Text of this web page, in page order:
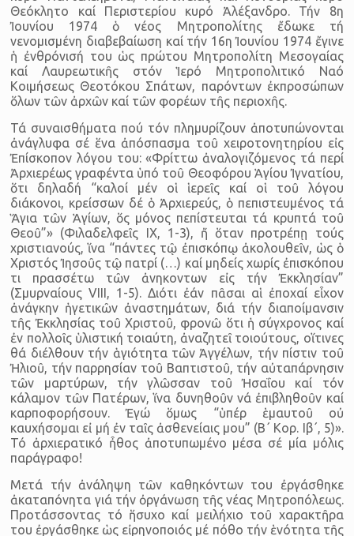
Θεόκλητο καί Περιστερίου κυρό Ἀλέξανδρο. Τήν 8η
Ἰουνί­ου 1974 ὁ νέος Μητροπολίτης ἔδωκε τή
νενομισμένη διαβεβαίωση καί τήν 16η Ἰουνίου 1974 ἔγινε
ἡ ἐνθρόνισή του ὡς πρώτου Μητροπο­λίτη Μεσογαίας
καί Λαυρεωτικῆς στόν Ἱερό Μητροπολιτικό Ναό
Κοιμήσεως Θεοτόκου Σπάτων, παρόντων ἐκπροσώπων
ὅλων τῶν ἀρχῶν καί τῶν φορέων τῆς περιοχῆς.
Τά συναισθήματα πού τόν πλημυρίζουν ἀποτυπώνονται
ἀνά­γλυφα σέ ἕνα ἀπόσπασμα τοῦ χειροτονητηρίου εἰς
Ἐπίσκοπον λό­γου του: «Φρίττω ἀναλογιζόμενος τά περί
Ἀρχιερέως γραφέντα ὑπό τοῦ Θεοφόρου Ἁγίου Ἰγνατίου,
ὅτι δηλαδή “καλοί μέν οἱ ἱερεῖς καί οἱ τοῦ λόγου
διάκονοι, κρείσσων δέ ὁ Ἀρχιερεύς, ὁ πεπιστευμένος τά
Ἅγια τῶν Ἁγίων, ὅς μόνος πεπίστευται τά κρυπτά τοῦ
Θεοῦ”» (Φιλα­δελφεῖς ΙΧ, 1-3), ἤ ὅταν προτρέπῃ τούς
χριστιανούς, ἵνα “πάντες τῷ ἐπισκόπῳ ἀκολουθεῖν, ὡς ὁ
Χριστός Ἰησοῦς τῷ πατρί (…) καί μηδείς χωρίς ἐπισκόπου
τι πρασσέτω τῶν ἀνηκοντων εἰς τήν Ἐκκλησίαν”
(Σμυρναίους VΙΙΙ, 1-5). Διότι ἐάν πᾶσαι αἱ ἐποχαί εἶχον
ἀνάγκην ἡγε­τικῶν ἀναστημάτων, διά τήν διαποίμανσιν
τῆς Ἐκκλησίας τοῦ Χρι­στοῦ, φρονῶ ὅτι ἡ σύγχρονος καί
ἐν πολλοῖς ὑλιστική τοιαύτη, ἀνα­ζητεῖ τοιούτους, οἵτινες
θά διέλθουν τήν ἁγιότητα τῶν Ἀγγέλων, τήν πίστιν τοῦ
Ἠλιοῦ, τήν παρρησίαν τοῦ Βαπτιστοῦ, τήν αὐταπάρνησιν
τῶν μαρτύρων, τήν γλῶσσαν τοῦ Ἠσαΐου καί τόν
κάλαμον τῶν Πα­τέρων, ἵνα δυνηθοῦν νά ἐπιβληθοῦν καί
καρποφορήσουν. Ἐγώ ὅμως “ὑπέρ ἑμαυτοῦ οὐ
καυχήσομαι εἰ μή ἐν ταῖς ἀσθενείαις μου” (Β΄ Κορ. Ιβ΄, 5)».
Τό ἀρχιερατικό ἦθος ἀποτυπωμένο μέσα σέ μία μόλις
παρά­γραφο!
Μετά τήν ἀνάληψη τῶν καθηκόντων του ἐργάσθηκε
ἀκατα­πόνητα γιά τήν ὀργάνωση τῆς νέας Μητροπόλεως.
Προτάσσοντας τό ἥσυχο καί μειλήχιο τοῦ χαρακτῆρα
του ἐργάσθηκε ὡς εἰρηνοποι­ός μέ πόθο τήν ἑνότητα τῆς